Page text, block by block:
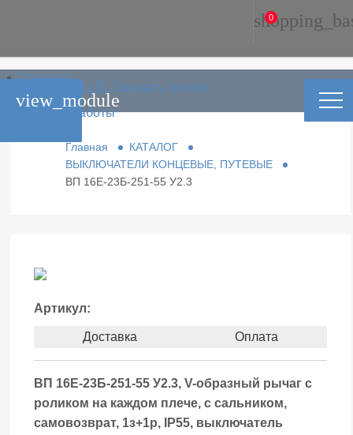
phone_in_talk Заказать звонок
Главная
Каталог
Условия работы
0
Главная
КАТАЛОГ
ВЫКЛЮЧАТЕЛИ КОНЦЕВЫЕ, ПУТЕВЫЕ
ВП 16Е-23Б-251-55 У2.3
Артикул:
Доставка Оплата
ВП 16Е-23Б-251-55 У2.3, V-образный рычаг с
роликом на каждом плече, с сальником,
cамовозврат, 1з+1р, IP55, выключатель
view_module